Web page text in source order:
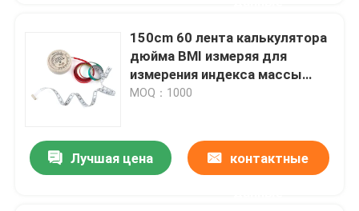
О нас
Путешествие фабрики
150cm 60 лента калькулятора
дюйма BMI измеряя для
измерения индекса массы
тела
MOQ：1000
Лучшая цена контактные